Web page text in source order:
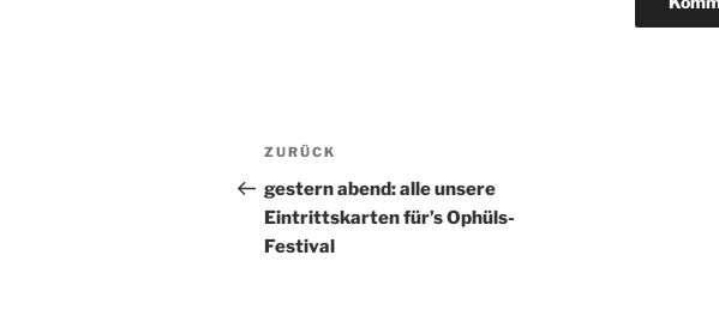
Beitragsnavigation
Vorheriger
Beitrag
ZURÜCK
gestern abend: alle unsere
Eintrittskarten für’s Ophüls-
Festival